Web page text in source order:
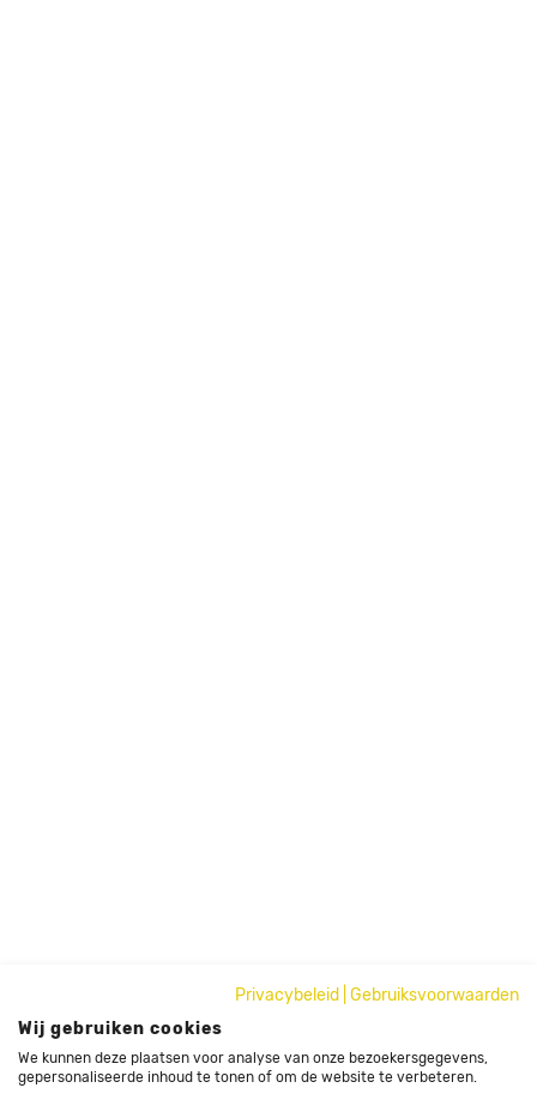
Privacybeleid
Gebruiksvoorwaarden
Wij gebruiken cookies
We kunnen deze plaatsen voor analyse van onze bezoekersgegevens,
gepersonaliseerde inhoud te tonen of om de website te verbeteren.